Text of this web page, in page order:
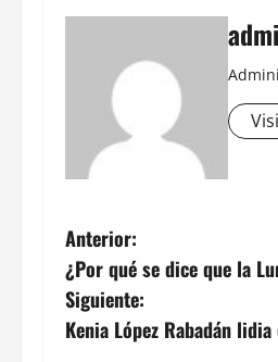
N
a
v
Anterior:
¿Por qué se dice que la
Siguiente:
Kenia López Rabadán